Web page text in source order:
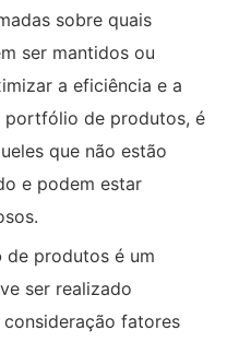
sobre quais
ser mantidos ou
a eficiência e a
portfólio de produtos, é
que não estão
e podem estar
de produtos é um
ser realizado
fatores